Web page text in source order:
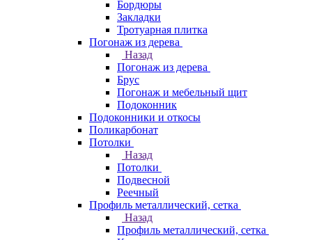
Бордюры
Закладки
Тротуарная плитка
Погонаж из дерева
Назад
Погонаж из дерева
Брус
Погонаж и мебельный щит
Подоконник
Подоконники и откосы
Поликарбонат
Потолки
Назад
Потолки
Подвесной
Реечный
Профиль металлический, сетка
Назад
Профиль металлический, сетка